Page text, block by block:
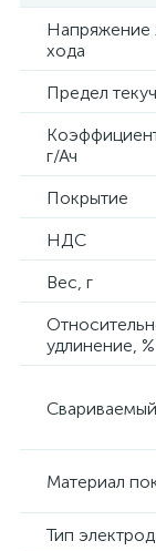
Напряжение
хода
Предел
г/Ач
Покрытие
НДС
Вес, г
удлинение, %
Материал
Тип